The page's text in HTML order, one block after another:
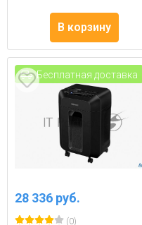
В корзину
Бесплатная доставка
28 336 руб.
(0)